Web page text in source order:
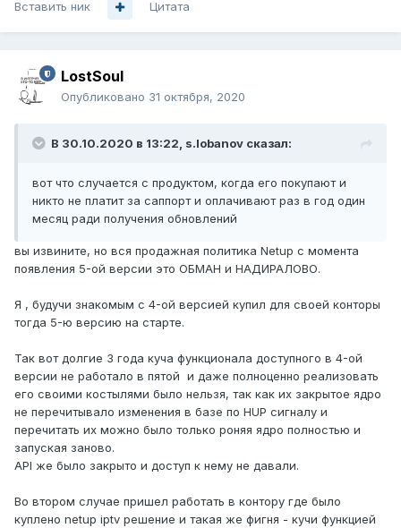
Вставить ник Цитата
LostSoul
Опубликовано 31 октября, 2020
В 30.10.2020 в 13:22, s.lobanov сказал:
вот что случается с продуктом, когда его покупают и
никто не платит за саппорт и оплачивают раз в год один
месяц ради получения обновлений
вы извините, но вся продажная политика Netup c момента
появления 5-ой версии это ОБМАН и НАДИРАЛОВО.
Я , будучи знакомым с 4-ой версией купил для своей конторы
тогда 5-ю версию на старте.
Так вот долгие 3 года куча функционала доступного в 4-ой
версии не работало в пятой и даже полноценно реализовать
его своими костылями было нельзя, так как их закрытое ядро
не перечитывало изменения в базе по HUP сигналу и
перечитать их можно было только роняя ядро полностью и
запуская заново.
API же было закрыто и доступ к нему не давали.
Во втором случае пришел работать в контору где было
куплено netup iptv решение и такая же фигня - кучи функцией